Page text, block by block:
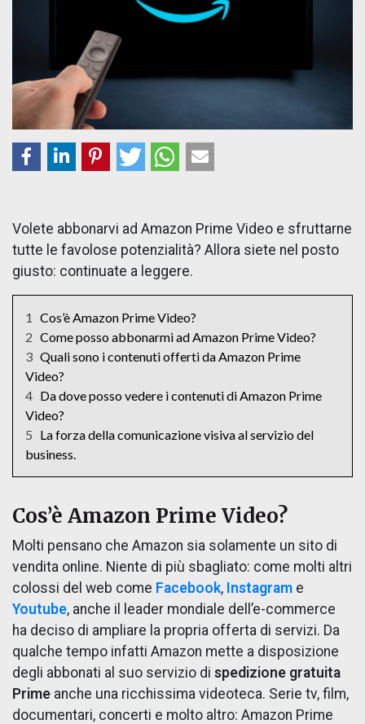
Volete abbonarvi ad Amazon Prime Video e sfruttarne
tutte le favolose potenzialità? Allora siete nel posto
giusto: continuate a leggere.
1
Cos’è Amazon Prime Video?
2 Come posso abbonarmi ad Amazon Prime Video?
3 Quali sono i contenuti offerti da Amazon Prime
Video?
4 Da dove posso vedere i contenuti di Amazon Prime
Video?
5 La forza della comunicazione visiva al servizio del
business.
Cos’è Amazon Prime Video?
Molti pensano che Amazon sia solamente un sito di
vendita online. Niente di più sbagliato: come molti altri
colossi del web come Facebook, Instagram e
Youtube, anche il leader mondiale dell’e-commerce
ha deciso di ampliare la propria offerta di servizi. Da
qualche tempo infatti Amazon mette a disposizione
degli abbonati al suo servizio di spedizione gratuita
Prime anche una ricchissima videoteca. Serie tv, film,
documentari, concerti e molto altro: Amazon Prime